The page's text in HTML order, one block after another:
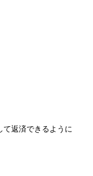
て返済できるように